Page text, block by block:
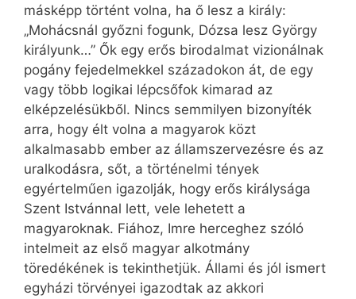
másképp történt volna, ha ő lesz a király:
„Mohácsnál győzni fogunk, Dózsa lesz György
királyunk…” Ők egy erős birodalmat vizionálnak
pogány fejedelmekkel századokon át, de egy
vagy több logikai lépcsőfok kimarad az
elképzelésükből. Nincs semmilyen bizonyíték
arra, hogy élt volna a magyarok közt
alkalmasabb ember az államszervezésre és az
uralkodásra, sőt, a történelmi tények
egyértelműen igazolják, hogy erős királysága
Szent Istvánnal lett, vele lehetett a
magyaroknak. Fiához, Imre herceghez szóló
intelmeit az első magyar alkotmány
töredékének is tekinthetjük. Állami és jól ismert
egyházi törvényei igazodtak az akkori